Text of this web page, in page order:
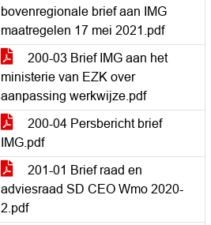
bovenregionale brief aan IMG
maatregelen 17 mei 2021.pdf
200-03 Brief IMG aan het
ministerie van EZK over
aanpassing werkwijze.pdf
200-04 Persbericht brief
IMG.pdf
201-01 Brief raad en
adviesraad SD CEO Wmo 2020-
2.pdf